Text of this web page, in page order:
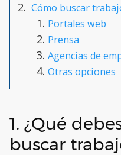
Cómo buscar
Portales web
Prensa
Agencias de
Otras opciones
1. ¿Qué
buscar